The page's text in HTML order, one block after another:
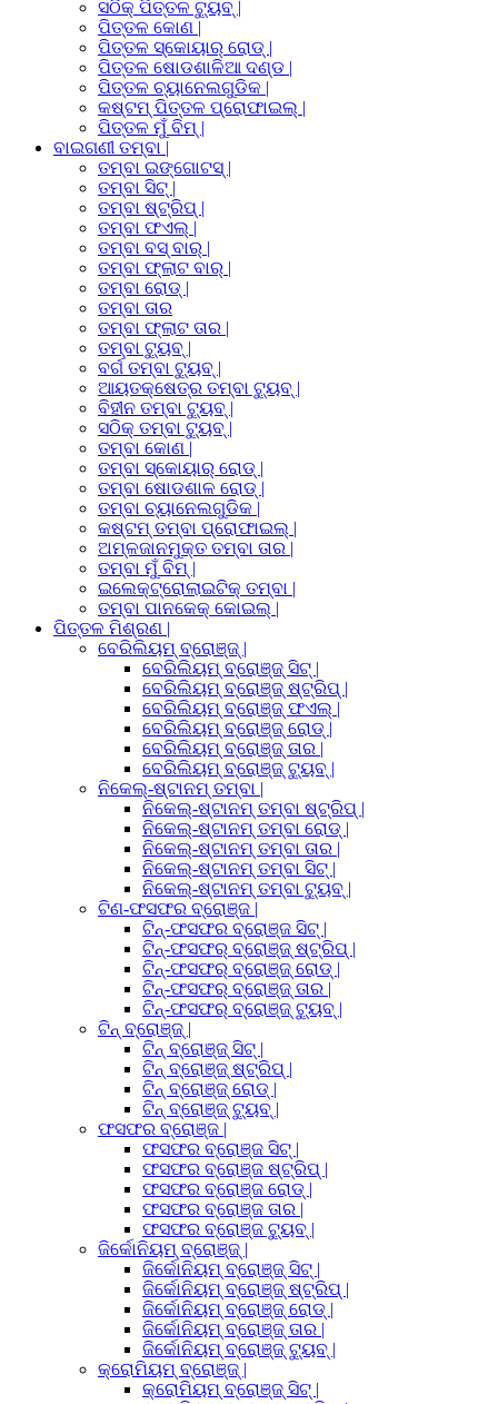
ସଠିକ୍ ପିତ୍ତଳ ଟ୍ୟୁବ୍ |
ପିତ୍ତଳ କୋଣ |
ପିତ୍ତଳ ସ୍କୋୟାର୍ ରୋଡ୍ |
ପିତ୍ତଳ ଷୋଡଶାଳିଆ ଦଣ୍ଡ |
ପିତ୍ତଳ ଚ୍ୟାନେଲଗୁଡିକ |
କଷ୍ଟମ୍ ପିତ୍ତଳ ପ୍ରୋଫାଇଲ୍ |
ପିତ୍ତଳ ମୁଁ ବିମ୍ |
ବାଇଗଣୀ ତମ୍ବା |
ତମ୍ବା ଇଙ୍ଗୋଟସ୍ |
ତମ୍ବା ସିଟ୍ |
ତମ୍ବା ଷ୍ଟ୍ରିପ୍ |
ତମ୍ବା ଫଏଲ୍ |
ତମ୍ବା ବସ୍ ବାର୍ |
ତମ୍ବା ଫ୍ଲାଟ ବାର୍ |
ତମ୍ବା ରୋଡ୍ |
ତମ୍ବା ତାର
ତମ୍ବା ଫ୍ଲାଟ ତାର |
ତମ୍ବା ଟ୍ୟୁବ୍ |
ବର୍ଗ ତମ୍ବା ଟ୍ୟୁବ୍ |
ଆୟତକ୍ଷେତ୍ର ତମ୍ବା ଟ୍ୟୁବ୍ |
ବିହୀନ ତମ୍ବା ଟ୍ୟୁବ୍ |
ସଠିକ୍ ତମ୍ବା ଟ୍ୟୁବ୍ |
ତମ୍ବା କୋଣ |
ତମ୍ବା ସ୍କୋୟାର୍ ରୋଡ୍ |
ତମ୍ବା ଷୋଡଶାଳ ରୋଡ୍ |
ତମ୍ବା ଚ୍ୟାନେଲଗୁଡିକ |
କଷ୍ଟମ୍ ତମ୍ବା ପ୍ରୋଫାଇଲ୍ |
ଅମ୍ଳଜାନମୁକ୍ତ ତମ୍ବା ତାର |
ତମ୍ବା ମୁଁ ବିମ୍ |
ଇଲେକ୍ଟ୍ରୋଲାଇଟିକ୍ ତମ୍ବା |
ତମ୍ବା ପାନକେକ୍ କୋଇଲ୍ |
ପିତ୍ତଳ ମିଶ୍ରଣ |
ବେରିଲିୟମ୍ ବ୍ରୋଞ୍ଜ୍ |
ବେରିଲିୟମ୍ ବ୍ରୋଞ୍ଜ୍ ସିଟ୍ |
ବେରିଲିୟମ୍ ବ୍ରୋଞ୍ଜ୍ ଷ୍ଟ୍ରିପ୍ |
ବେରିଲିୟମ୍ ବ୍ରୋଞ୍ଜ୍ ଫଏଲ୍ |
ବେରିଲିୟମ୍ ବ୍ରୋଞ୍ଜ୍ ରୋଡ୍ |
ବେରିଲିୟମ୍ ବ୍ରୋଞ୍ଜ୍ ତାର |
ବେରିଲିୟମ୍ ବ୍ରୋଞ୍ଜ୍ ଟ୍ୟୁବ୍ |
ନିକେଲ୍-ଷ୍ଟାନମ୍ ତମ୍ବା |
ନିକେଲ୍-ଷ୍ଟାନମ୍ ତମ୍ବା ଷ୍ଟ୍ରିପ୍ |
ନିକେଲ୍-ଷ୍ଟାନମ୍ ତମ୍ବା ରୋଡ୍ |
ନିକେଲ୍-ଷ୍ଟାନମ୍ ତମ୍ବା ତାର |
ନିକେଲ୍-ଷ୍ଟାନମ୍ ତମ୍ବା ସିଟ୍ |
ନିକେଲ୍-ଷ୍ଟାନମ୍ ତମ୍ବା ଟ୍ୟୁବ୍ |
ଟିଣ-ଫସଫର ବ୍ରୋଞ୍ଜ |
ଟିନ୍-ଫସଫର ବ୍ରୋଞ୍ଜ ସିଟ୍ |
ଟିନ୍-ଫସଫର୍ ବ୍ରୋଞ୍ଜ୍ ଷ୍ଟ୍ରିପ୍ |
ଟିନ୍-ଫସଫର୍ ବ୍ରୋଞ୍ଜ୍ ରୋଡ୍ |
ଟିନ୍-ଫସଫର୍ ବ୍ରୋଞ୍ଜ୍ ତାର |
ଟିନ୍-ଫସଫର୍ ବ୍ରୋଞ୍ଜ୍ ଟ୍ୟୁବ୍ |
ଟିନ୍ ବ୍ରୋଞ୍ଜ୍ |
ଟିନ୍ ବ୍ରୋଞ୍ଜ୍ ସିଟ୍ |
ଟିନ୍ ବ୍ରୋଞ୍ଜ୍ ଷ୍ଟ୍ରିପ୍ |
ଟିନ୍ ବ୍ରୋଞ୍ଜ୍ ରୋଡ୍ |
ଟିନ୍ ବ୍ରୋଞ୍ଜ୍ ଟ୍ୟୁବ୍ |
ଫସଫର ବ୍ରୋଞ୍ଜ |
ଫସଫର ବ୍ରୋଞ୍ଜ ସିଟ୍ |
ଫସଫର ବ୍ରୋଞ୍ଜ ଷ୍ଟ୍ରିପ୍ |
ଫସଫର ବ୍ରୋଞ୍ଜ ରୋଡ୍ |
ଫସଫର ବ୍ରୋଞ୍ଜ ତାର |
ଫସଫର ବ୍ରୋଞ୍ଜ ଟ୍ୟୁବ୍ |
ଜିର୍କୋନିୟମ୍ ବ୍ରୋଞ୍ଜ୍ |
ଜିର୍କୋନିୟମ୍ ବ୍ରୋଞ୍ଜ୍ ସିଟ୍ |
ଜିର୍କୋନିୟମ୍ ବ୍ରୋଞ୍ଜ୍ ଷ୍ଟ୍ରିପ୍ |
ଜିର୍କୋନିୟମ୍ ବ୍ରୋଞ୍ଜ୍ ରୋଡ୍ |
ଜିର୍କୋନିୟମ୍ ବ୍ରୋଞ୍ଜ୍ ତାର |
ଜିର୍କୋନିୟମ୍ ବ୍ରୋଞ୍ଜ୍ ଟ୍ୟୁବ୍ |
କ୍ରୋମିୟମ୍ ବ୍ରୋଞ୍ଜ୍ |
କ୍ରୋମିୟମ୍ ବ୍ରୋଞ୍ଜ୍ ସିଟ୍ |